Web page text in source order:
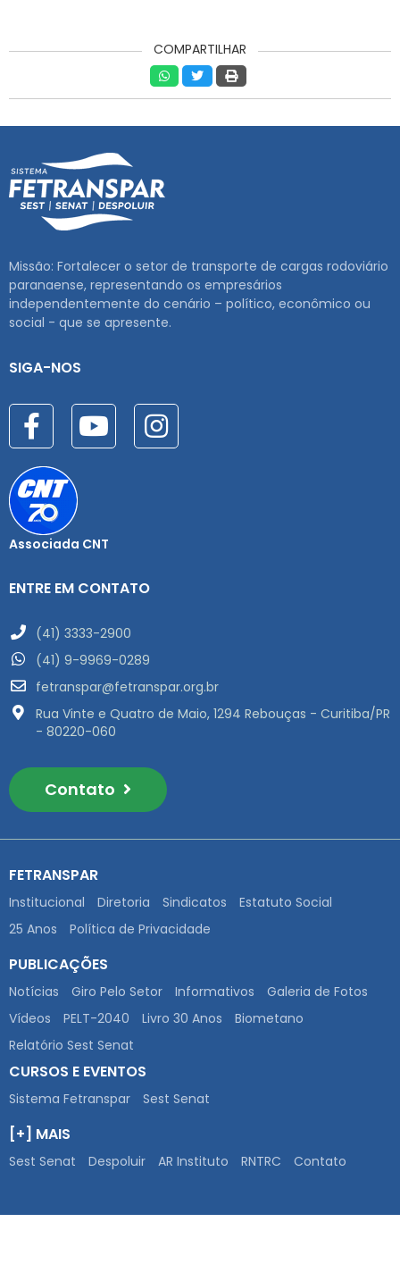
COMPARTILHAR
Missão: Fortalecer o setor de transporte de cargas rodoviário
paranaense, representando os empresários
independentemente do cenário – político, econômico ou
social - que se apresente.
SIGA-NOS
Associada CNT
ENTRE EM CONTATO
(41) 3333-2900
(41) 9-9969-0289
fetranspar@fetranspar.org.br
Rua Vinte e Quatro de Maio, 1294 Rebouças - Curitiba/PR
- 80220-060
Contato
FETRANSPAR
Institucional Diretoria Sindicatos
Estatuto Social
25 Anos
Política de Privacidade
PUBLICAÇÕES
Notícias Giro Pelo Setor Informativos
Galeria de Fotos
Vídeos
PELT-2040 Livro 30 Anos
Biometano
Relatório Sest Senat
CURSOS E EVENTOS
Sistema Fetranspar Sest Senat
[+] MAIS
Sest Senat Despoluir AR Instituto RNTRC Contato